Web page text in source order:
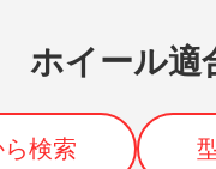
ホイール適
検索